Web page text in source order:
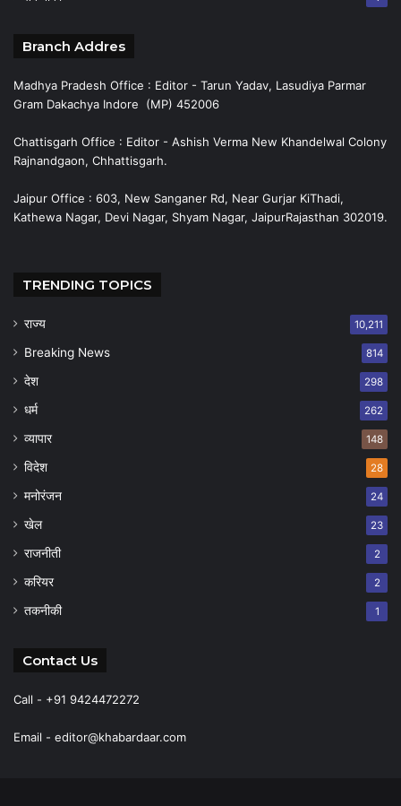
Branch Addres
Madhya Pradesh Office : Editor - Tarun Yadav, Lasudiya Parmar
Gram Dakachya Indore (MP) 452006
Chattisgarh Office : Editor - Ashish Verma New Khandelwal Colony
Rajnandgaon, Chhattisgarh.
Jaipur Office : 603, New Sanganer Rd, Near Gurjar KiThadi,
Kathewa Nagar, Devi Nagar, Shyam Nagar, JaipurRajasthan 302019.
TRENDING TOPICS
राज्य 10,211
Breaking News 814
देश 298
धर्म 262
व्यापार 148
विदेश 28
मनोरंजन 24
खेल 23
राजनीती 2
करियर 2
तकनीकी 1
Contact Us
Call - +91 9424472272
Email - editor@khabardaar.com